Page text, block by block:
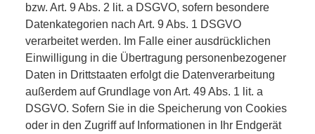
bzw. Art. 9 Abs. 2 lit. a DSGVO, sofern besondere
Datenkategorien nach Art. 9 Abs. 1 DSGVO
verarbeitet werden. Im Falle einer ausdrücklichen
Einwilligung in die Übertragung personenbezogener
Daten in Drittstaaten erfolgt die Datenverarbeitung
außerdem auf Grundlage von Art. 49 Abs. 1 lit. a
DSGVO. Sofern Sie in die Speicherung von Cookies
oder in den Zugriff auf Informationen in Ihr Endgerät